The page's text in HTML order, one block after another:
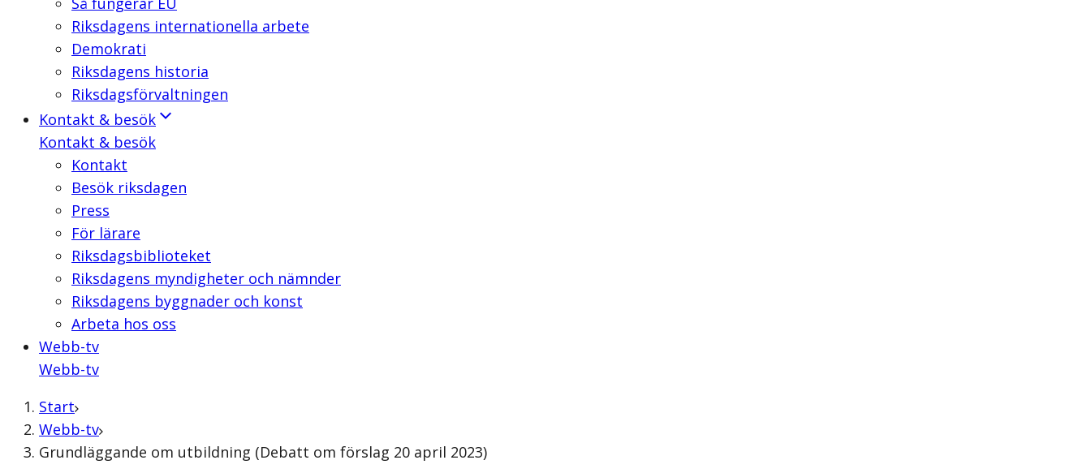
Riksdagens internationella arbete
Demokrati
Riksdagens historia
Riksdagsförvaltningen
Kontakt & besök
Kontakt & besök
Kontakt
Besök riksdagen
Press
För lärare
Riksdagsbiblioteket
Riksdagens myndigheter och nämnder
Riksdagens byggnader och konst
Arbeta hos oss
Webb-tv
Webb-tv
Start
Webb-tv
Grundläggande om utbildning (Debatt om förslag 20 april 2023)